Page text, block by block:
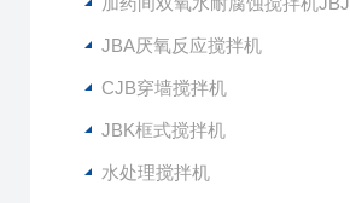
JBA厌氧反应搅拌机
CJB穿墙搅拌机
JBK框式搅拌机
水处理搅拌机